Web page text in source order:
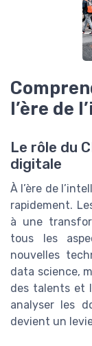
l’ère de
Le rôle du
digitale
À l’ère de
rapidement.
à une
tous les
nouvelles
data science,
des talents et
analyser les
devient un